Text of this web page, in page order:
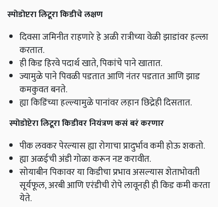
स्पोडोप्टरालिटूराकिडीचेलक्षण
दिवसा जमिनीत राहणारे हे अळी रात्रीच्या वेळी झाडांवर हल्ला
करतात.
ही किड हिरवे पदार्थ खाते, पिकांचे पाने खातात.
ज्यामुळे पाने पिवळी पडतात आणि नंतर पडतात आणि झाड
कमकुवत बनते.
ह्या किडिंच्या हल्ल्यामुळे पानांवर लहान छिद्रेही दिसतात.
स्पोडोप्टेरालिटूराकिडीवरनियंत्रणकसंबरंकरणार
पीक लवकर पेरल्यास ह्या रोगाचा प्रादुर्भाव कमी होऊ शकतो.
ह्या अळईची अंडी गोळा करून नष्ट करावीत.
सोयाबीन पिकावर या किडीचा प्रभाव असल्यास शेताभोवती
सूर्यफूल, अरबी आणि एरंडीची रोपे लावूनही ही किड कमी करता
येते.